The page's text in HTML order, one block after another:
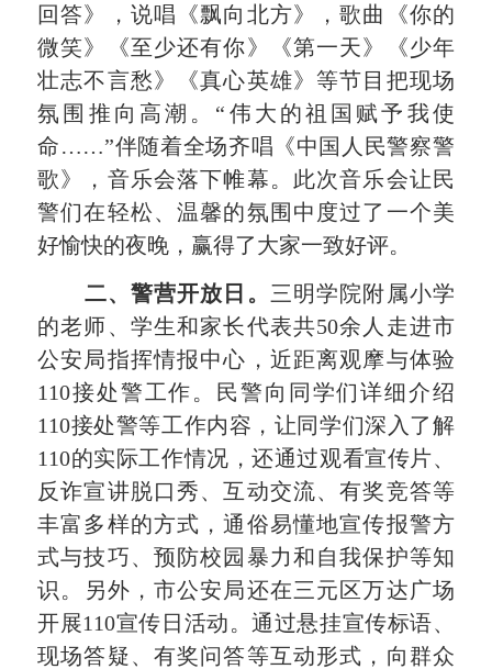
回答》，说唱《飘向北方》，歌曲《你的
微笑》《至少还有你》《第一天》《少年
壮志不言愁》《真心英雄》等节目把现场
氛围推向高潮。 “伟大的祖国赋予我使
命……”伴随着全场齐唱《中国人民警察警
歌》，音乐会落下帷幕。此次音乐会让民
警们在轻松、温馨的氛围中度过了一个美
好愉快的夜晚，赢得了大家一致好评。
二、警营开放日 。 三明学院附属小学
的老师、学生和家长代表共50余人走进市
公安局指挥情报中心，近距离观摩与体验
110接处警工作。民警向同学们详细介绍
110接处警等工作内容，让同学们深入了解
110的实际工作情况，还通过观看宣传片、
反诈宣讲脱口秀、互动交流、有奖竞答等
丰富多样的方式，通俗易懂地宣传报警方
式与技巧、预防校园暴力和自我保护等知
识。
另外，市公安局还在三元区万达广场
开展110宣传日活动。通过悬挂宣传标语、
现场答疑、有奖问答等互动形式，向群众